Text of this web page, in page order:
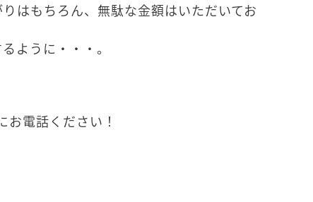
はもちろん、無駄な金額はいただいてお
ように・・・。
お電話ください！